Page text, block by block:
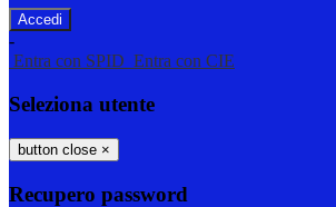
-
Entra con SPID Entra con CIE
Seleziona utente
button close ×
Recupero password